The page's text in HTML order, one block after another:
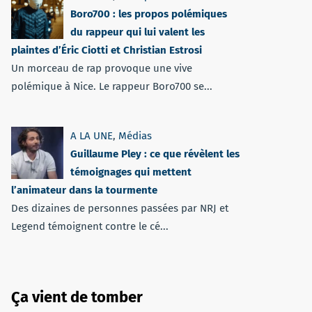
Boro700 : les propos polémiques
du rappeur qui lui valent les
plaintes d’Éric Ciotti et Christian Estrosi
Un morceau de rap provoque une vive
polémique à Nice. Le rappeur Boro700 se...
A LA UNE, Médias
Guillaume Pley : ce que révèlent les
témoignages qui mettent
l’animateur dans la tourmente
Des dizaines de personnes passées par NRJ et
Legend témoignent contre le cé...
Ça vient de tomber